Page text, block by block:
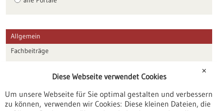
Allgemein
Fachbeiträge
Veranstaltungen
Erscheinungsdatum
✕
Diese Webseite verwendet Cookies
Um unsere Webseite für Sie optimal gestalten und verbessern
zu können, verwenden wir Cookies: Diese kleinen Dateien, die